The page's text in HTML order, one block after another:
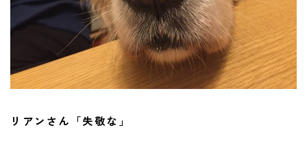
リアンさん「失敬な」